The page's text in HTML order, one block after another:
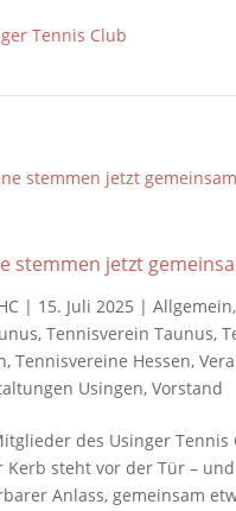
stemmen jetzt
| 15. Juli 2025 | Allgemein,
, Tennisverein Taunus,
, Tennisvereine Hessen,
Usingen, Vorstand
des Usinger Tennis
Kerb steht vor der Tür –
Anlass, gemeinsam